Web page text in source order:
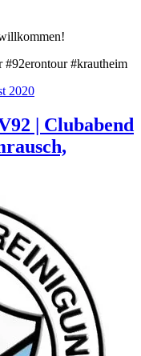
#92erontour #krautheim
2020
| Clubabend